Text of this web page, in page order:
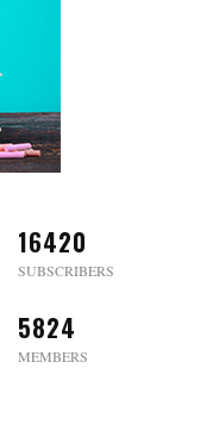
16420
SUBSCRIBERS
5824
MEMBERS